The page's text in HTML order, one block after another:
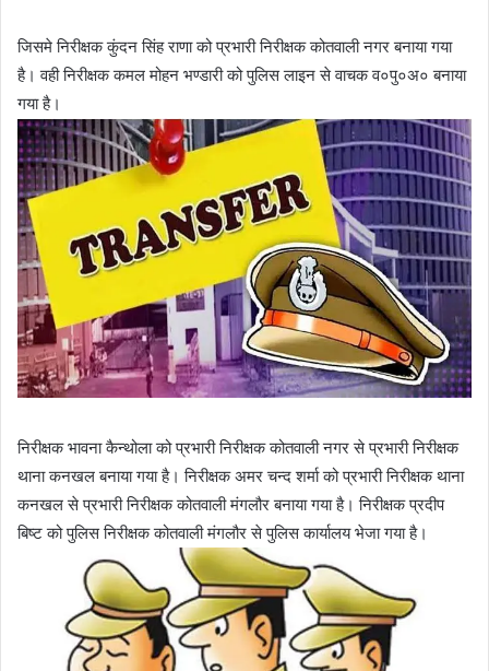
जिसमे निरीक्षक कुंदन सिंह राणा को प्रभारी निरीक्षक कोतवाली नगर बनाया गया
है। वही निरीक्षक कमल मोहन भण्डारी को पुलिस लाइन से वाचक व०पु०अ० बनाया
गया है।
निरीक्षक भावना कैन्थोला को प्रभारी निरीक्षक कोतवाली नगर से प्रभारी निरीक्षक
थाना कनखल बनाया गया है। निरीक्षक अमर चन्द शर्मा को प्रभारी निरीक्षक थाना
कनखल से प्रभारी निरीक्षक कोतवाली मंगलौर बनाया गया है। निरीक्षक प्रदीप
बिष्ट को पुलिस निरीक्षक कोतवाली मंगलौर से पुलिस कार्यालय भेजा गया है।